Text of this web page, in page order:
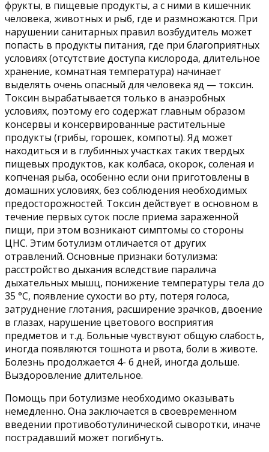
фрукты, в пищевые продукты, а с ними в кишечник
человека, животных и рыб, где и размножаются. При
нарушении санитарных правил возбудитель может
попасть в продукты питания, где при благоприятных
условиях (отсутствие доступа кислорода, длительное
хранение, комнатная температура) начинает
выделять очень опасный для человека яд — токсин.
Токсин вырабатывается только в анаэробных
условиях, поэтому его содержат главным образом
консервы и консервированные растительные
продукты (грибы, горошек, компоты). Яд может
находиться и в глубинных участках таких твердых
пищевых продуктов, как колбаса, окорок, соленая и
копченая рыба, особенно если они приготовлены в
домашних условиях, без соблюдения необходимых
предосторожностей. Токсин действует в основном в
течение первых суток после приема зараженной
пищи, при этом возникают симптомы со стороны
ЦНС. Этим ботулизм отличается от других
отравлений. Основные признаки ботулизма:
расстройство дыхания вследствие паралича
дыхательных мышц, понижение температуры тела до
35 °С, появление сухости во рту, потеря голоса,
затруднение глотания, расширение зрачков, двоение
в глазах, нарушение цветового восприятия
предметов и т.д. Больные чувствуют общую слабость,
иногда появляются тошнота и рвота, боли в животе.
Болезнь продолжается 4- 6 дней, иногда дольше.
Выздоровление длительное.
Помощь при ботулизме необходимо оказывать
немедленно. Она заключается в своевременном
введении противоботулинической сыворотки, иначе
пострадавший может погибнуть.